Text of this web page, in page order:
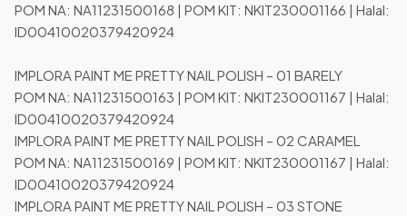
POM NA: NA11231500168 | POM KIT: NKIT230001166 | Halal:
ID00410020379420924
IMPLORA PAINT ME PRETTY NAIL POLISH – 01 BARELY
POM NA: NA11231500163 | POM KIT: NKIT230001167 | Halal:
ID00410020379420924
IMPLORA PAINT ME PRETTY NAIL POLISH – 02 CARAMEL
POM NA: NA11231500169 | POM KIT: NKIT230001167 | Halal:
ID00410020379420924
IMPLORA PAINT ME PRETTY NAIL POLISH – 03 STONE